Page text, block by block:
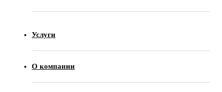
Услуги
О компании